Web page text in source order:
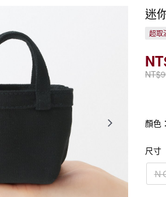
迷
超取
顏色
尺寸
Ｎ